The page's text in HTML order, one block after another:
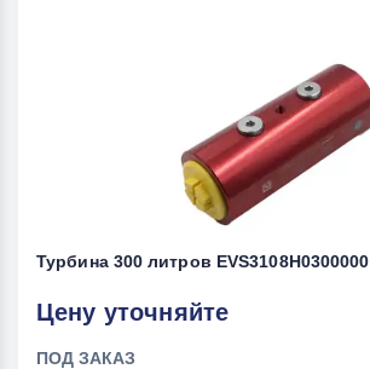
Турбина 300 литров EVS3108H0300000
Цену уточняйте
ПОД ЗАКАЗ